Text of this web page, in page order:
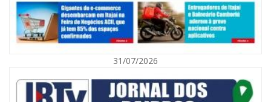
07/08/2026 | 07:00
Nem toda violência deixa marcas: conheça os sinais de alerta da
BALNEÁRIO CAMBORIÚ
31/07/2026